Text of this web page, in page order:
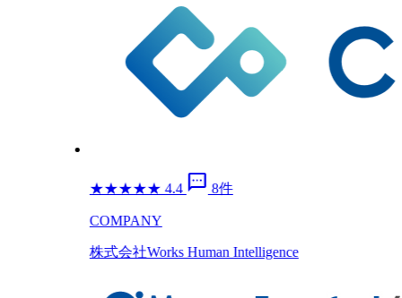
★★★★★ 4.4 sms 8件
COMPANY
株式会社Works Human Intelligence